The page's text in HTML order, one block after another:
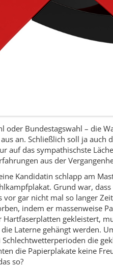
oder Bundestagswahl – die
an. Schließlich soll ja auch
auf das sympathischste
aus der
Kandidatin schlapp am
Grund war,
vor gar nicht mal so langer
indem er massenweise
gekleistert,
Laterne gehängt werden.
die
die Papierplakate keine
so?